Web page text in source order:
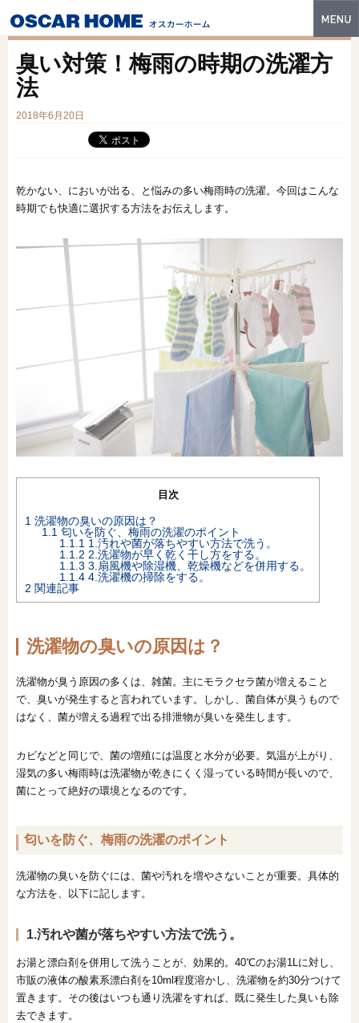
イベント・モデルハウス
建築実例
フォトギャラリー
販売中の物件
スマートセレクト
土地情報
オンライン相談会
臭い対策！梅雨の時期の洗濯方
法
2018年6月20日
乾かない、においが出る、と悩みの多い梅雨時の洗濯。今回はこんな
時期でも快適に選択する方法をお伝えします。
目次
1 洗濯物の臭いの原因は？
1.1 匂いを防ぐ、梅雨の洗濯のポイント
1.1.11.汚れや菌が落ちやすい方法で洗う。
1.1.2 2.洗濯物が早く乾く干し方をする。
1.1.3 3.扇風機や除湿機、乾燥機などを併用する。
1.1.44.洗濯機の掃除をする。
2 関連記事
洗濯物の臭いの原因は？
洗濯物が臭う原因の多くは、雑菌。主にモラクセラ菌が増えること
で、臭いが発生すると言われています。しかし、菌自体が臭うもので
はなく、菌が増える過程で出る排泄物が臭いを発生します。
カビなどと同じで、菌の増殖には温度と水分が必要。気温が上がり、
湿気の多い梅雨時は洗濯物が乾きにくく湿っている時間が長いので、
菌にとって絶好の環境となるのです。
匂いを防ぐ、梅雨の洗濯のポイント
洗濯物の臭いを防ぐには、菌や汚れを増やさないことが重要。具体的
な方法を、以下に記します。
1.汚れや菌が落ちやすい方法で洗う。
お湯と漂白剤を併用して洗うことが、効果的。40℃のお湯1Lに対し、
市販の液体の酸素系漂白剤を10ml程度溶かし、洗濯物を約30分つけて
置きます。その後はいつも通り洗濯をすれば、既に発生した臭いも除
去できます。